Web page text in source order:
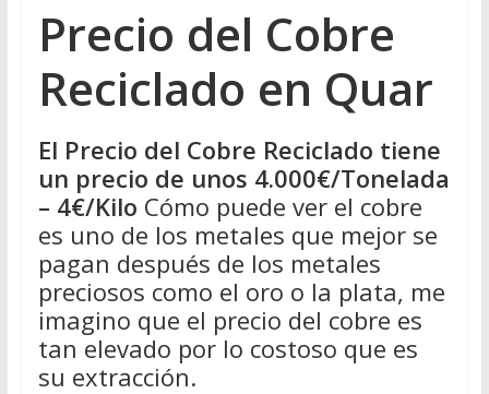
Precio del Cobre
Reciclado en Quar
El Precio del Cobre Reciclado tiene
un precio de unos 4.000€/Tonelada
– 4€/Kilo Cómo puede ver el cobre
es uno de los metales que mejor se
pagan después de los metales
preciosos como el oro o la plata, me
imagino que el precio del cobre es
tan elevado por lo costoso que es
su extracción.